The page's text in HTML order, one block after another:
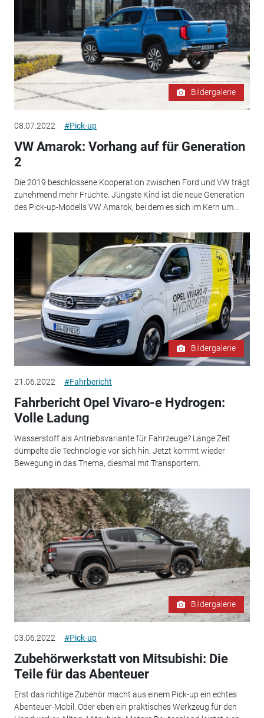
Bildergalerie
08.07.2022 #Pick-up
VW Amarok: Vorhang auf für Generation
2
Die 2019 beschlossene Kooperation zwischen Ford und VW trägt
zunehmend mehr Früchte. Jüngste Kind ist die neue Generation
des Pick-up-Modells VW Amarok, bei dem es sich im Kern um...
Bildergalerie
21.06.2022 #Fahrbericht
Fahrbericht Opel Vivaro-e Hydrogen:
Volle Ladung
Wasserstoff als Antriebsvariante für Fahrzeuge? Lange Zeit
dümpelte die Technologie vor sich hin. Jetzt kommt wieder
Bewegung in das Thema, diesmal mit Transportern.
Bildergalerie
03.06.2022 #Pick-up
Zubehörwerkstatt von Mitsubishi: Die
Teile für das Abenteuer
Erst das richtige Zubehör macht aus einem Pick-up ein echtes
Abenteuer-Mobil. Oder eben ein praktisches Werkzeug für den